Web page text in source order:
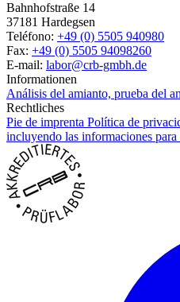
Bahnhofstraße 14
37181 Hardegsen
Teléfono: +49 (0) 5505 940980
Fax: +49 (0) 5505 94098260
E-mail: labor@crb-gmbh.de
Informationen
Análisis del amianto, prueba del
Rechtliches
Pie de imprenta Política de
incluyendo las informaciones para